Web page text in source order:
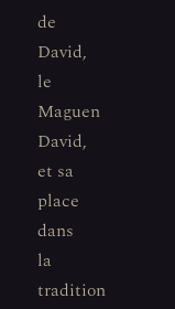
de
David,
le
Maguen
David,
et sa
place
dans
la
tradition